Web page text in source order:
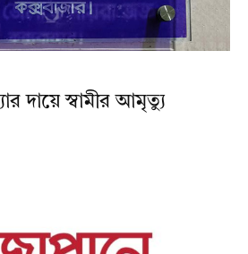
দায়ে স্বামীর আমৃত্যু